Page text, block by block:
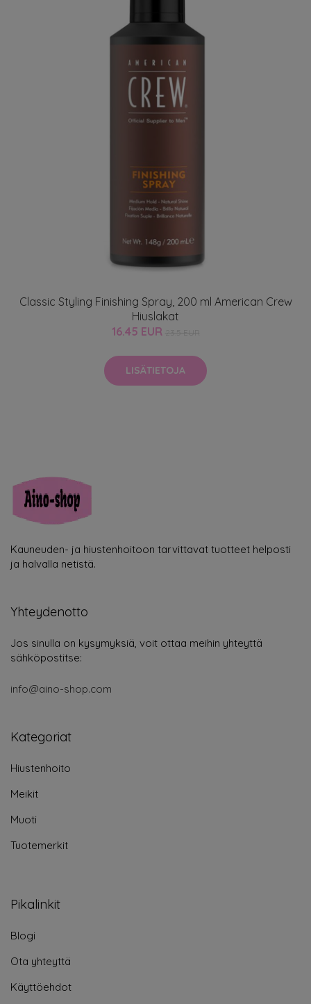
Classic Styling Finishing Spray, 200 ml American Crew
Hiuslakat
16.45 EUR
LISÄTIETOJA
Kauneuden- ja hiustenhoitoon tarvittavat tuotteet helposti
ja halvalla netistä.
Yhteydenotto
Jos sinulla on kysymyksiä, voit ottaa meihin yhteyttä
sähköpostitse:
info@aino-shop.com
Kategoriat
Hiustenhoito
Meikit
Muoti
Tuotemerkit
Pikalinkit
Blogi
Ota yhteyttä
Käyttöehdot